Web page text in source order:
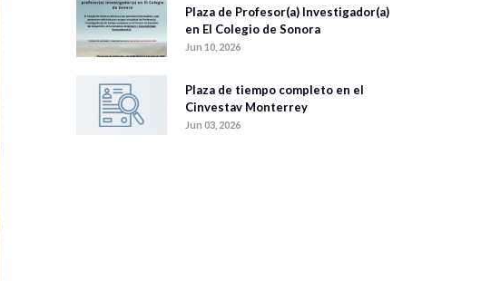
Plaza de Profesor(a) Investigador(a)
en El Colegio de Sonora
Jun 10, 2026
Plaza de tiempo completo en el
Cinvestav Monterrey
Jun 03, 2026